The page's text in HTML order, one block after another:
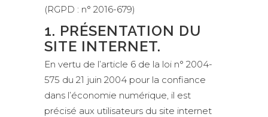
(RGPD : n° 2016-679)
1. PRÉSENTATION DU
SITE INTERNET.
En vertu de l’article 6 de la loi n° 2004-
575 du 21 juin 2004 pour la confiance
dans l’économie numérique, il est
précisé aux utilisateurs du site internet